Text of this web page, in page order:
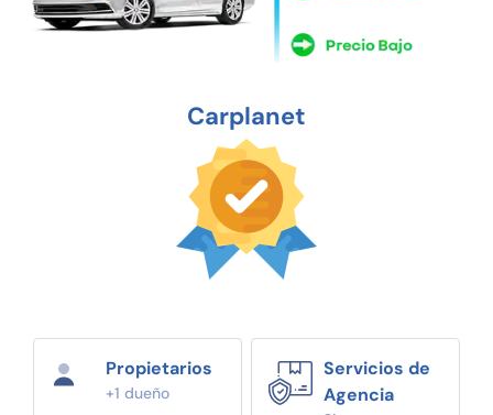
Carplanet
Propietarios
+1 dueño
Servicios de
Agencia